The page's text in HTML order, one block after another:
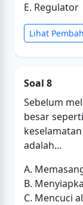
E. Regulator
Lihat
Soal 8
Sebelum
besar
adalah...
A.
B.
C. Mencuci